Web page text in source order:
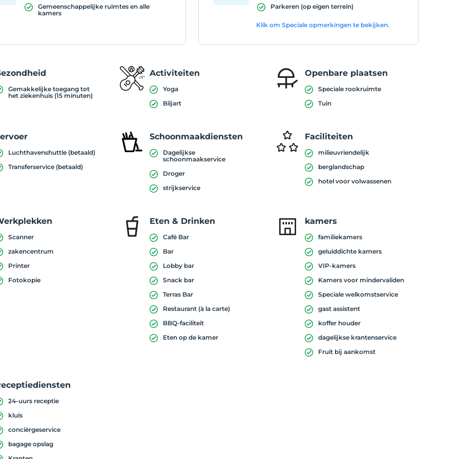
Gemeenschappelijke ruimtes en alle
kamers
Parkeren (op eigen terrein)
Klik om Speciale opmerkingen te bekijken.
Gemakkelijke toegang tot
het ziekenhuis (15 minuten)
Activiteiten
Yoga
Biljart
Openbare plaatsen
Speciale rookruimte
Tuin
Luchthavenshuttle (betaald)
Transferservice (betaald)
Schoonmaakdiensten
Dagelijkse
schoonmaakservice
Droger
strijkservice
Faciliteiten
milieuvriendelijk
berglandschap
hotel voor volwassenen
Scanner
zakencentrum
Printer
Fotokopie
Eten & Drinken
Café Bar
Bar
Lobby bar
Snack bar
Terras Bar
Restaurant (à la carte)
BBQ-faciliteit
Eten op de kamer
kamers
familiekamers
geluiddichte kamers
VIP-kamers
Kamers voor mindervaliden
Speciale welkomstservice
gast assistent
koffer houder
dagelijkse krantenservice
Fruit bij aankomst
24-uurs receptie
kluis
conciërgeservice
bagage opslag